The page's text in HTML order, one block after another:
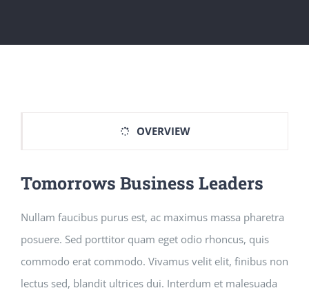
OVERVIEW
Tomorrows Business Leaders
Nullam faucibus purus est, ac maximus massa pharetra
posuere. Sed porttitor quam eget odio rhoncus, quis
commodo erat commodo. Vivamus velit elit, finibus non
lectus sed, blandit ultrices dui. Interdum et malesuada